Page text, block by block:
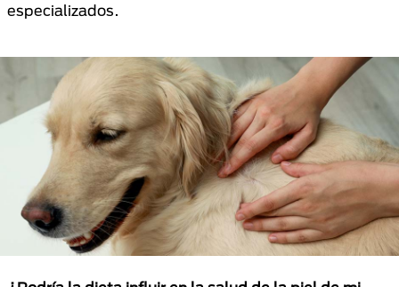
especializados.